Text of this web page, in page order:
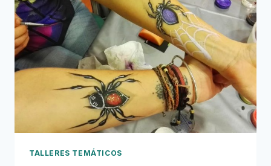
TALLERES TEMÁTICOS